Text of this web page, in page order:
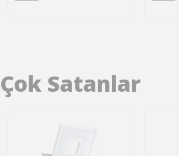
Çok Satanlar